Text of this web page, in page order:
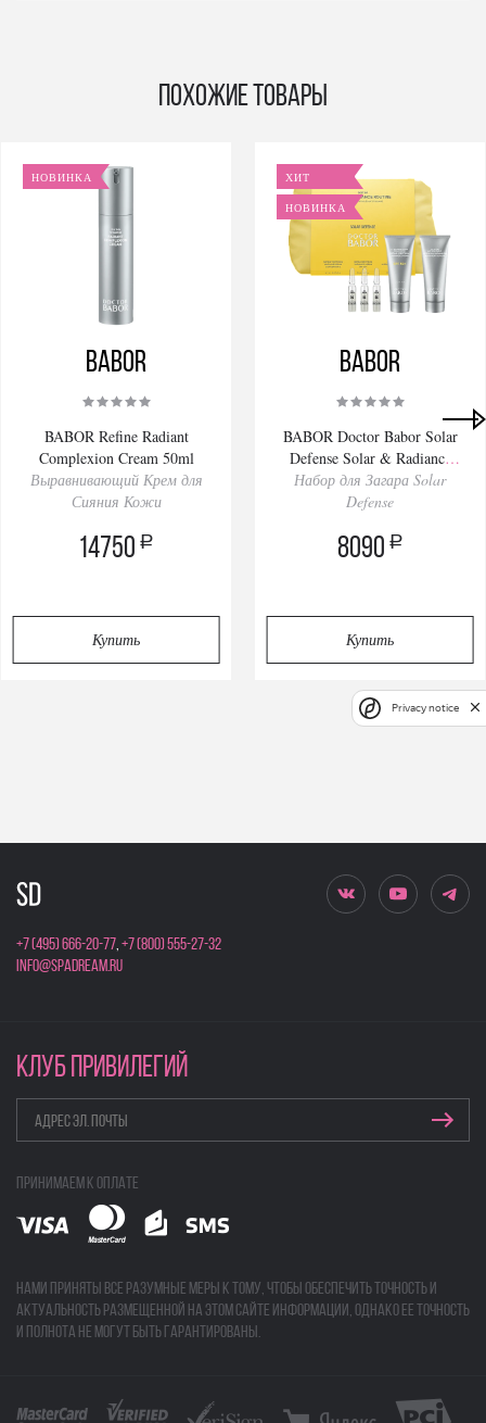
Похожие товары
НОВИНКА
BABOR
BABOR Refine Radiant
Complexion Cream 50ml
Выравнивающий Крем для
Сияния Кожи
14750 a
Купить
ХИТ
НОВИНКА
BABOR
BABOR Doctor Babor Solar
Defense Solar & Radiance
Routine Set
Набор для Загара Solar
Defense
8090 a
Купить
+7 (495) 666-20-77,+7 (800) 555-27-32
info@spadream.ru
КЛУБ ПРИВИЛЕГИЙ
Принимаем к оплате
Нами приняты все разумные меры к тому, чтобы обеспечить точность и
актуальность размещенной на этом сайте информации, однако ее точность
и полнота не могут быть гарантированы.
Privacy notice